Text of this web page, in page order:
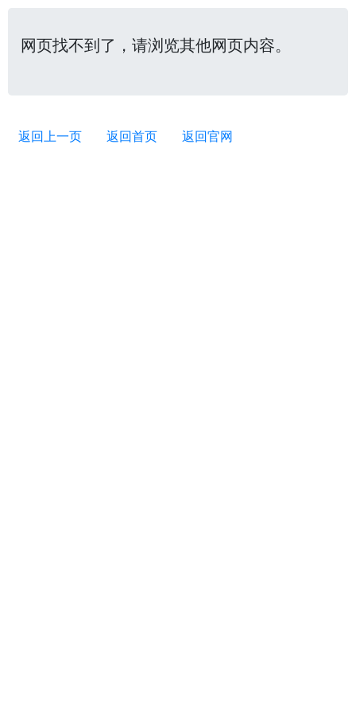
网页找不到了，请浏览其他网页内容。
返回上一页 返回首页 返回官网